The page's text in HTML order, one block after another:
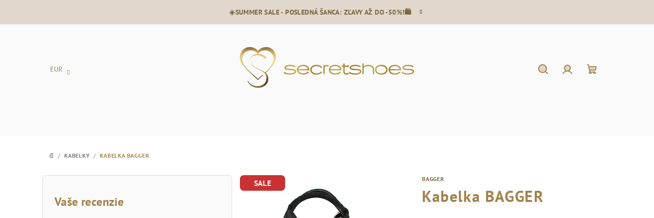
☀️SUMMER SALE - POSLEDNÁ ŠANCA: ZĽAVY AŽ DO -50%!🛍️
EUR
DOMOV
/ KABELKY / KABELKA BAGGER
B
Vaše recenzie
BAGGER
Kabelka BAGGER
SALE